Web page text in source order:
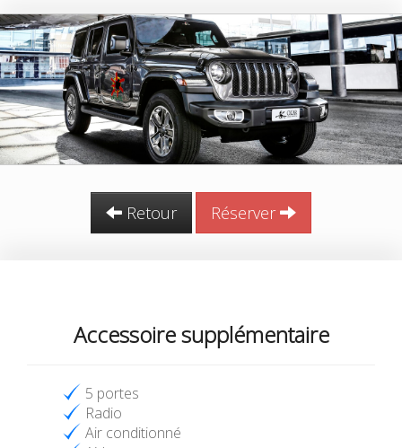
Retour Réserver
Accessoire supplémentaire
5 portes
Radio
Air conditionné